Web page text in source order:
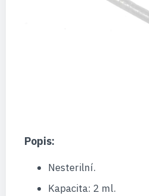
Popis:
Nesterilní.
Kapacita: 2 ml.